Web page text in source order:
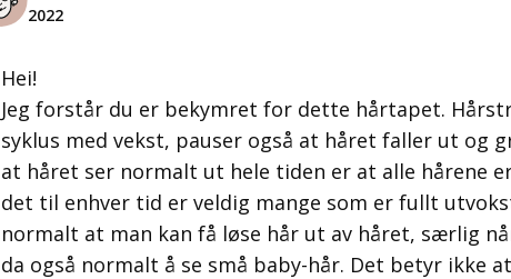
2022
Hei!
Jeg forstår du er bekymret for dette hårtapet.
syklus med vekst, pauser også at håret faller ut og
at håret ser normalt ut hele tiden er at alle hårene
det til enhver tid er veldig mange som er fullt
normalt at man kan få løse hår ut av håret, særlig
da også normalt å se små baby-hår. Det betyr ikke